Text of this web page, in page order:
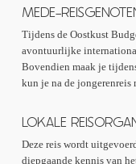
MEDE-
Tijdens de Oostkust
avontuurlijke
Bovendien maak je
kun je na de jongerenreis
LOKALE
Deze reis wordt
diepgaande kennis van